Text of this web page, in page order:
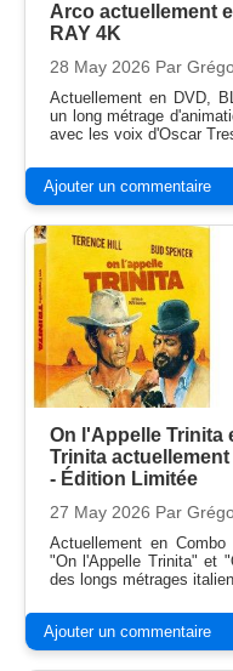
Arco actuellement
RAY 4K
28 May 2026 Par
Actuellement en DVD,
un long métrage
avec les voix d'Oscar
Ajouter un commentaire
On l'Appelle Trinita
Trinita
- Édition Limitée
27 May 2026 Par
Actuellement en
"On l'Appelle Trinita" et
des longs métrages
Ajouter un commentaire